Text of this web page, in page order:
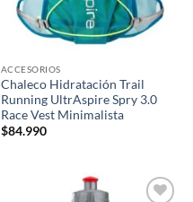
ACCESORIOS
Chaleco Hidratación Trail
Running UltrAspire Spry 3.0
Race Vest Minimalista
$84.990